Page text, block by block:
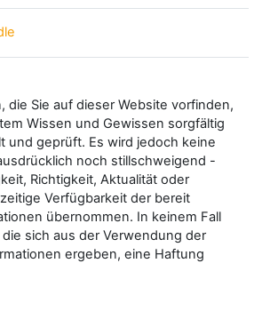
die Sie auf dieser Website vorfinden,
Wissen und Gewissen sorgfältig
und geprüft. Es wird jedoch keine
noch stillschweigend -
Richtigkeit, Aktualität oder
Verfügbarkeit der bereit
übernommen. In keinem Fall
sich aus der Verwendung der
ergeben, eine Haftung